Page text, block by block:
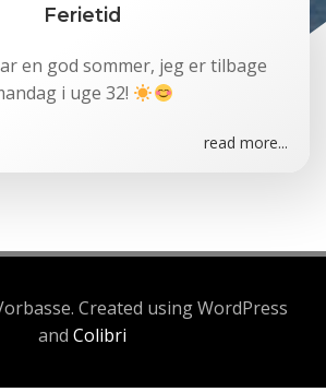
Ferietid
en god sommer, jeg er tilbage
i uge 32!
read more...
Created using WordPress
and Colibri